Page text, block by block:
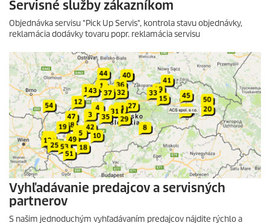
Servisné služby zákazníkom
Objednávka servisu "Pick Up Servis", kontrola stavu objednávky,
reklamácia dodávky tovaru popr. reklamácia servisu
Vyhľadávanie predajcov a servisných
partnerov
S našim jednoduchým vyhľadávaním predajcov nájdite rýchlo a